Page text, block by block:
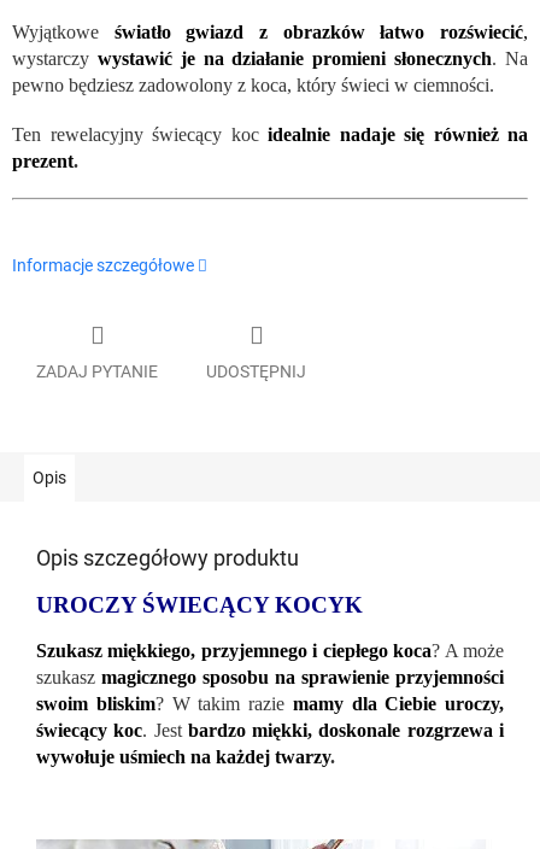
Wyjątkowe światło gwiazd z obrazków łatwo rozświecić,
wystarczy wystawić je na działanie promieni słonecznych. Na
pewno będziesz zadowolony z koca, który świeci w ciemności.
Ten rewelacyjny świecący koc idealnie nadaje się również na
prezent.
Informacje szczegółowe
ZADAJ PYTANIE UDOSTĘPNIJ
Opis
Opis szczegółowy produktu
UROCZY ŚWIECĄCY KOCYK
Szukasz miękkiego, przyjemnego i ciepłego koca? A może
szukasz magicznego sposobu na sprawienie przyjemności
swoim bliskim? W takim razie mamy dla Ciebie uroczy,
świecący koc. Jestbardzo miękki, doskonale rozgrzewa i
wywołuje uśmiech na każdej twarzy.